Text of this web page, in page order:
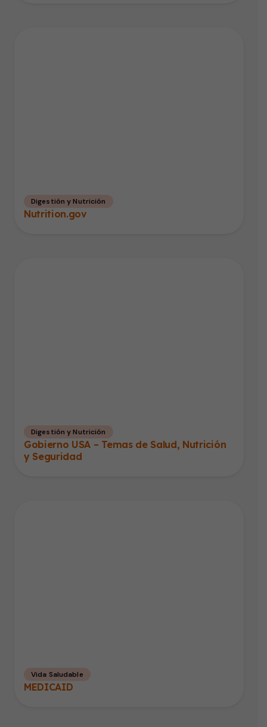
Digestión y Nutrición
Nutrition.gov
Digestión y Nutrición
Gobierno USA – Temas de Salud, Nutrición
y Seguridad
Vida Saludable
MEDICAID